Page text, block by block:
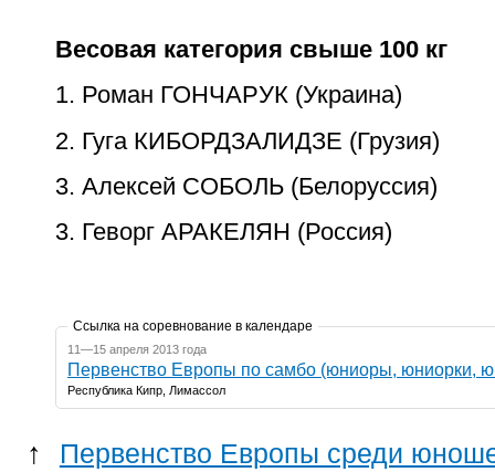
Весовая категория свыше 100 кг
1. Роман ГОНЧАРУК (Украина)
2. Гуга КИБОРДЗАЛИДЗЕ (Грузия)
3. Алексей СОБОЛЬ (Белоруссия)
3. Геворг АРАКЕЛЯН (Россия)
Ссылка на соревнование в календаре
11—15 апреля 2013 года
Первенство Европы по самбо (юниоры, юниорки,
Республика Кипр, Лимассол
↑ Первенство Европы среди